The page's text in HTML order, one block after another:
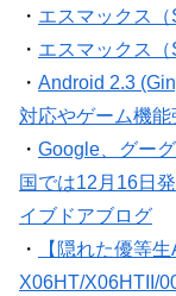
・ エスマックス（
・ エスマックス
・ Android 2.3
対応やゲーム機
・ Google、グー
国では12月16日
イブドアブログ
・
【隠れた優等
X06HT/X06HTII/